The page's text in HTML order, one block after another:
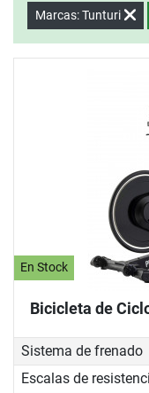
Marcas: Tunturi
En Stock
Bicicleta de
Sistema de frenado
Escalas de